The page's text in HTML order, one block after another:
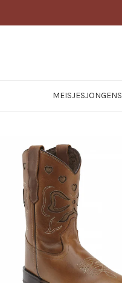
MEISJESJONGENS